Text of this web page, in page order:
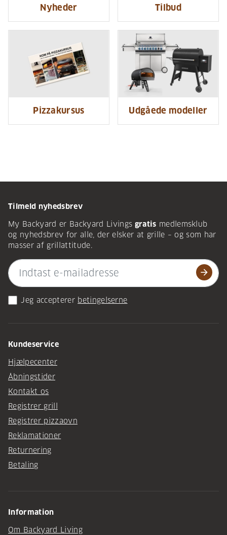
Nyheder Tilbud
Pizzakursus Udgåede modeller
Tilmeld nyhedsbrev
My Backyard er Backyard Livings gratis medlemsklub
og nyhedsbrev for alle, der elsker at grille – og som har
masser af grillattitude.
arrow_forward
Jeg accepterer betingelserne
Kundeservice
Hjælpecenter
Åbningstider
Kontakt os
Registrer grill
Registrer pizzaovn
Reklamationer
Returnering
Betaling
Information
Om Backyard Living